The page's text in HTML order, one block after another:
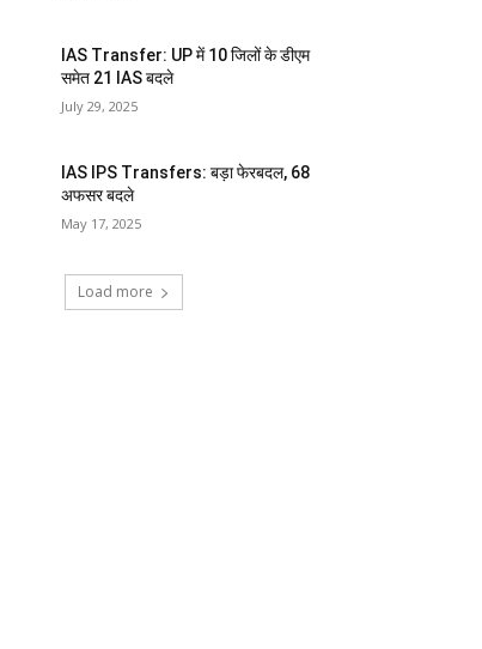
IAS Transfer: UP में 10 जिलों के डीएम
समेत 21 IAS बदले
July 29, 2025
IAS IPS Transfers: बड़ा फेरबदल, 68
अफसर बदले
May 17, 2025
Load more